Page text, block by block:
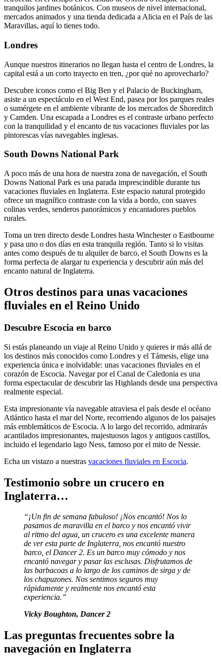
tranquilos jardines botánicos. Con museos de nivel internacional,
mercados animados y una tienda dedicada a Alicia en el País de las
Maravillas, aquí lo tienes todo.
Londres
Aunque nuestros itinerarios no llegan hasta el centro de Londres, la
capital está a un corto trayecto en tren, ¿por qué no aprovecharlo?
Descubre iconos como el Big Ben y el Palacio de Buckingham,
asiste a un espectáculo en el West End, pasea por los parques reales
o sumérgete en el ambiente vibrante de los mercados de Shoreditch
y Camden. Una escapada a Londres es el contraste urbano perfecto
con la tranquilidad y el encanto de tus vacaciones fluviales por las
pintorescas vías navegables inglesas.
South Downs National Park
A poco más de una hora de nuestra zona de navegación, el South
Downs National Park es una parada imprescindible durante tus
vacaciones fluviales en Inglaterra. Este espacio natural protegido
ofrece un magnífico contraste con la vida a bordo, con suaves
colinas verdes, senderos panorámicos y encantadores pueblos
rurales.
Toma un tren directo desde Londres hasta Winchester o Eastbourne
y pasa uno o dos días en esta tranquila región. Tanto si lo visitas
antes como después de tu alquiler de barco, el South Downs es la
forma perfecta de alargar tu experiencia y descubrir aún más del
encanto natural de Inglaterra.
Otros destinos para unas vacaciones
fluviales en el Reino Unido
Descubre Escocia en barco
Si estás planeando un viaje al Reino Unido y quieres ir más allá de
los destinos más conocidos como Londres y el Támesis, elige una
experiencia única e inolvidable: unas vacaciones fluviales en el
corazón de Escocia. Navegar por el Canal de Caledonia es una
forma espectacular de descubrir las Highlands desde una perspectiva
realmente especial.
Esta impresionante vía navegable atraviesa el país desde el océano
Atlántico hasta el mar del Norte, recorriendo algunos de los paisajes
más emblemáticos de Escocia. A lo largo del recorrido, admirarás
acantilados impresionantes, majestuosos lagos y antiguos castillos,
incluido el legendario lago Ness, famoso por el mito de Nessie.
Echa un vistazo a nuestras vacaciones fluviales en Escocia.
Testimonio sobre un crucero en
Inglaterra…
“¡Un fin de semana fabuloso! ¡Nos encantó! Nos lo
pasamos de maravilla en el barco y nos encantó vivir
al ritmo del agua, un crucero es una excelente manera
de ver esta parte de Inglaterra, nos encantó nuestro
barco, el Dancer 2. Es un barco muy cómodo y nos
encantó navegar y pasar las esclusas. Disfrutamos de
las barbacoas a lo largo de los caminos de sirga y de
los chapuzones. Nos sentimos seguros muy
rápidamente y realmente nos encantó esta
experiencia.”
Vicky Boughton, Dancer 2
Las preguntas frecuentes sobre la
navegación en Inglaterra